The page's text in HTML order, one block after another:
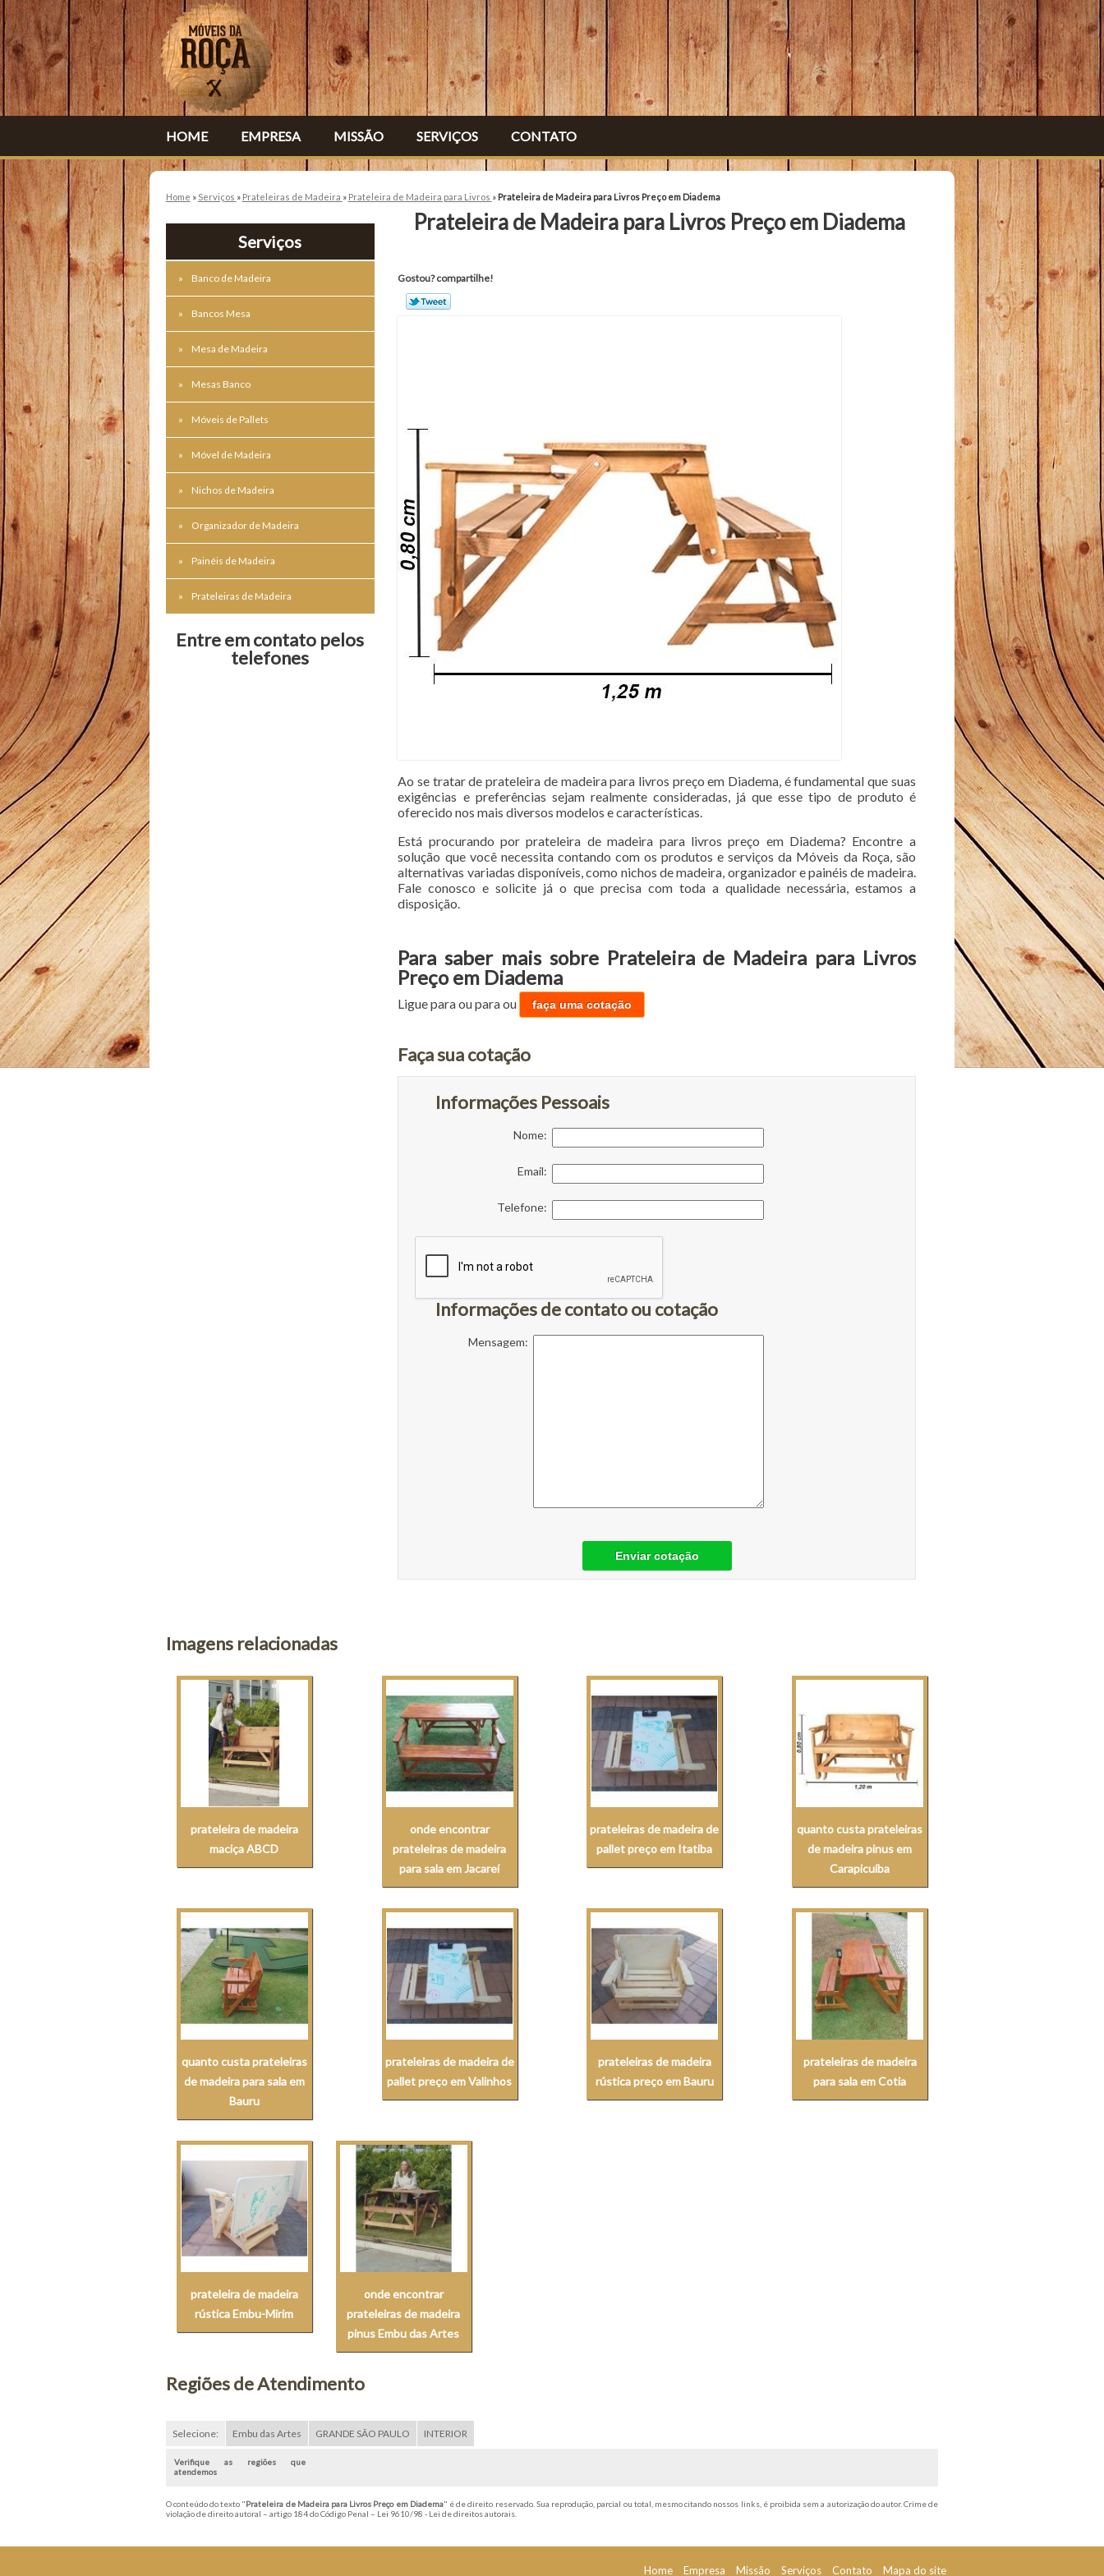
HOME EMPRESA MISSÃO SERVIÇOS CONTATO
Home » Serviços » Prateleiras de Madeira » Prateleira de Madeira para Livros » Prateleira de Madeira para Livros Preço em Diadema
Serviços
Banco de Madeira
Bancos Mesa
Mesa de Madeira
Mesas Banco
Móveis de Pallets
Móvel de Madeira
Nichos de Madeira
Organizador de Madeira
Painéis de Madeira
Prateleiras de Madeira
Entre em contato pelos
telefones
Prateleira de Madeira para Livros Preço em Diadema
Gostou? compartilhe!
Ao se tratar de prateleira de madeira para livros preço em Diadema, é fundamental que suas
exigências e preferências sejam realmente consideradas, já que esse tipo de produto é
oferecido nos mais diversos modelos e características.
Está procurando por prateleira de madeira para livros preço em Diadema? Encontre a
solução que você necessita contando com os produtos e serviços da Móveis da Roça, são
alternativas variadas disponíveis, como nichos de madeira, organizador e painéis de madeira.
Fale conosco e solicite já o que precisa com toda a qualidade necessária, estamos a
disposição.
Para saber mais sobre Prateleira de Madeira para Livros
Preço em Diadema
Ligue paraou paraou faça uma cotação
Faça sua cotação
Informações Pessoais
Nome:
Email:
Telefone:
Informações de contato ou cotação
Mensagem:
Enviar cotação
Imagens relacionadas
prateleira de madeira
maciça ABCD
onde encontrar
prateleiras de madeira
para sala em Jacareí
prateleiras de madeira de
pallet preço em Itatiba
quanto custa prateleiras
de madeira pinus em
Carapicuíba
quanto custa prateleiras
de madeira para sala em
Bauru
prateleiras de madeira de
pallet preço em Valinhos
prateleiras de madeira
rústica preço em Bauru
prateleiras de madeira
para sala em Cotia
prateleira de madeira
rústica Embu-Mirim
onde encontrar
prateleiras de madeira
pinus Embu das Artes
Regiões de Atendimento
Selecione: Embu das Artes GRANDE SÃO PAULO INTERIOR
Verifique as regiões que
atendemos
O conteúdo do texto "Prateleira de Madeira para Livros Preço em Diadema" é de direito reservado. Sua reprodução, parcial ou total, mesmo citando nossos links, é proibida sem a autorização do autor. Crime de
violação de direito autoral – artigo 184 do Código Penal – Lei 9610/98 - Lei de direitos autorais.
Home Empresa Missão Serviços Contato Mapa do site